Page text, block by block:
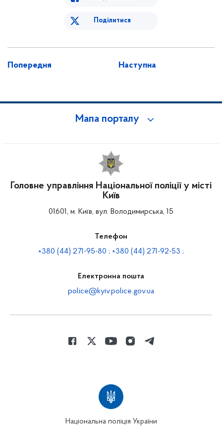
Поділитися
Попередня Наступна
Мапа порталу
Головне управління Національної поліції у місті
Київ
01601, м. Київ, вул. Володимирська, 15
Телефон
+380 (44) 271-95-80 ; +380 (44) 271-92-53 ;
Електронна пошта
police@kyiv.police.gov.ua
Національна поліція України